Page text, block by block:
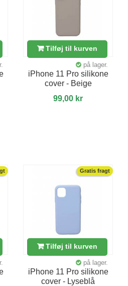
Tilføj til kurven
på lager.
iPhone 11 Pro silikone
cover - Beige
99,00 kr
Gratis fragt
Tilføj til kurven
på lager.
iPhone 11 Pro silikone
cover - Lyseblå